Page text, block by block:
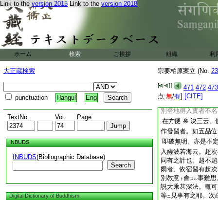
Link to the version 2015 Link to the version 2018
ホーム 検索 ご挨拶 組織 利
大正蔵検索
punctuation Hangul Eng
TextNo. Vol. Page
INBUDS
INBUDS(Bibliographic Database)
Search
Digital Dictionary of Buddhism
宗要柏原案立 (No.
471 472 473
点:無/有] [CITE]
超次不同耶。爰以
遲速不同。初住已
三僧祇決定無異 矣
實菩薩種姓根等發
疏四云。此同位人
有異耶 矣 妙樂受之
住前未證容有不同
無超次別云事。但
家意。宿習不定義
宿習不定義無之。
別登地得入實者不
在方便 矣 決三云。
作發習者。如五品
即破無明。亦是不
入薩波若海云。超
同有之計也。超不超
爾者。依宿習有超
別教意 ト 會スル事難思
説大乘甚深法。輒
等ニ 見事有之耶。次